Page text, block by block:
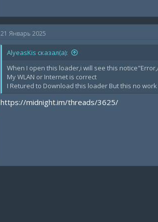
21 Январь 2025
AlyeasKis сказал(а):
When I open this loader,i will see this
My WLAN or Internet is correct
I Retured to Download this loader But this no work
https://midnight.im/threads/3625/